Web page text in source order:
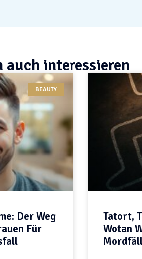
auch interessieren
BEAUTY
Der Weg
Für
Tatort,
Wotan